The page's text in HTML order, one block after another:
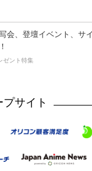
会、登壇イベント、サ
ゼント特集
サイト